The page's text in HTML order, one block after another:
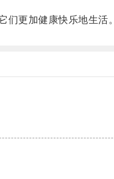
更加健康快乐地生活。